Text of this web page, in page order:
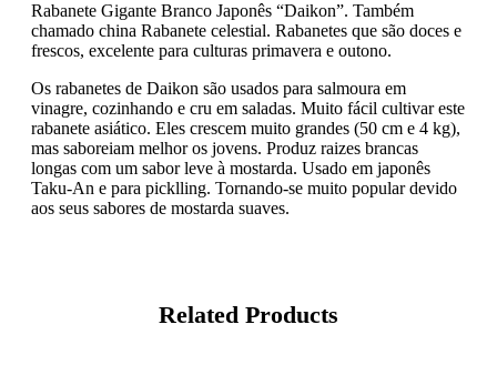
Rabanete Gigante Branco Japonês “Daikon”. Também
chamado china Rabanete celestial. Rabanetes que são doces e
frescos, excelente para culturas primavera e outono.
Os rabanetes de Daikon são usados para salmoura em
vinagre, cozinhando e cru em saladas. Muito fácil cultivar este
rabanete asiático. Eles crescem muito grandes (50 cm e 4 kg),
mas saboreiam melhor os jovens. Produz raizes brancas
longas com um sabor leve à mostarda. Usado em japonês
Taku-An e para picklling. Tornando-se muito popular devido
aos seus sabores de mostarda suaves.
Related Products